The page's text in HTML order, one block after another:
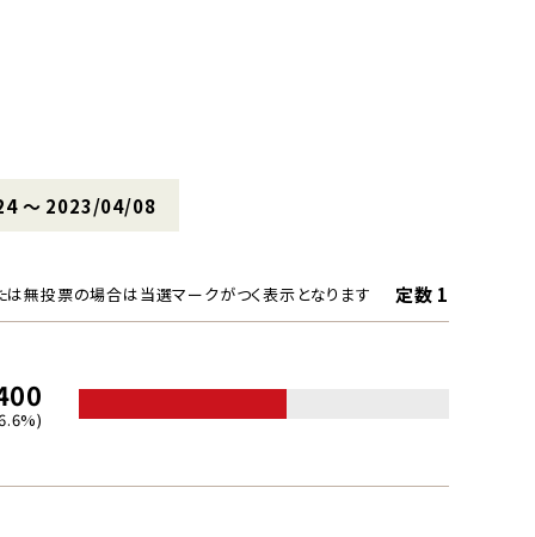
〜 2023/04/08
無投票の場合は当選マークがつく表示となります 定数 1